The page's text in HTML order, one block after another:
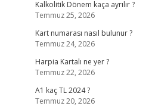
Kalkolitik Dönem kaça ayrılır ?
Temmuz 25, 2026
Kart numarası nasıl bulunur ?
Temmuz 24, 2026
Harpia Kartalı ne yer ?
Temmuz 22, 2026
A1 kaç TL 2024 ?
Temmuz 20, 2026